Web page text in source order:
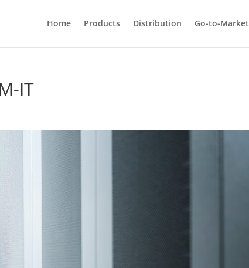
Home Products Distribution Go-to-Market
IT